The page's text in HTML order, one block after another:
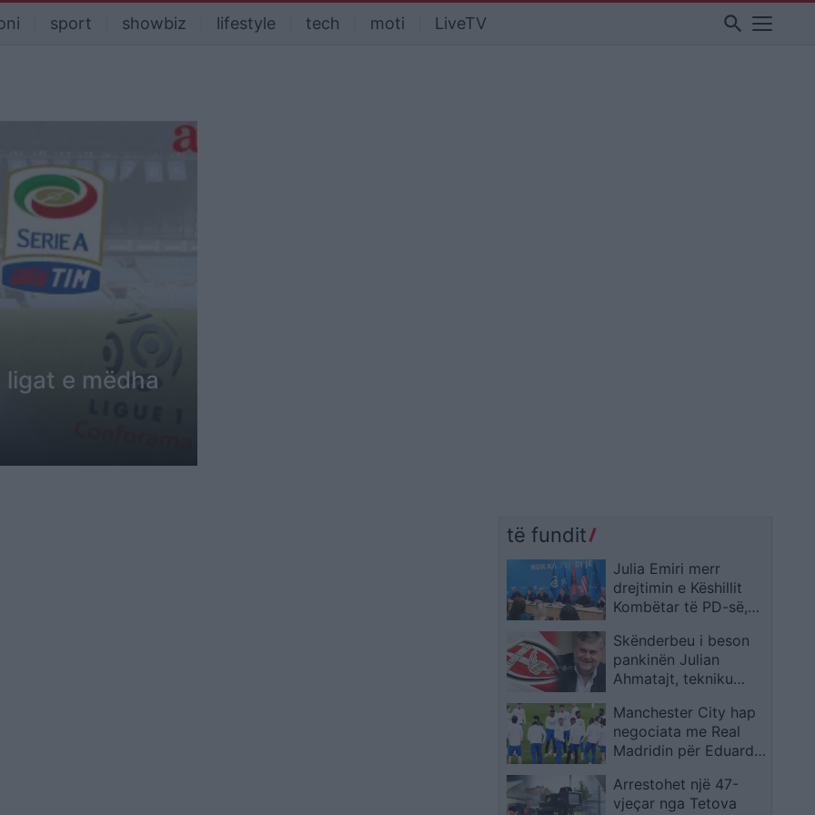
sport showbiz lifestyle tech moti LiveTV search
e mëdha
të fundit
Julia Emiri merr
drejtimin e Këshillit
Kombëtar të PD-së,
Skënderbeu i beson
pankinën Julian
Ahmatajt, tekniku
Korçë
Manchester City hap
negociata me Real
Madridin për Eduardo
Arrestohet një 47-
vjeçar nga Tetova